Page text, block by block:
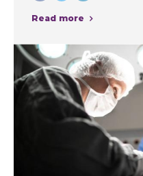
Read more